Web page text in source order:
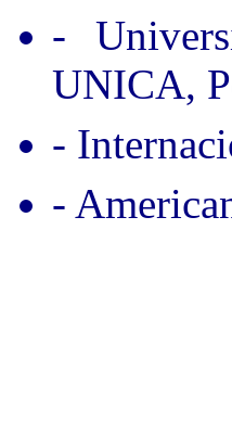
-
UNICA,
-
-